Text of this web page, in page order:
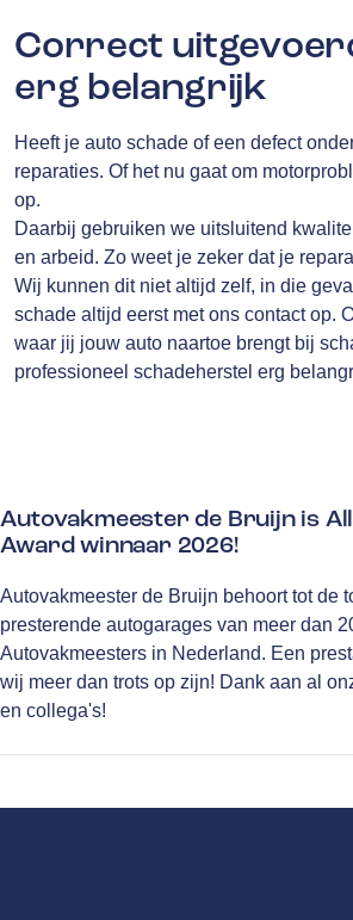
Correct
erg belangrijk
Heeft je auto schade of een defect
reparaties. Of het nu gaat om
op.
Daarbij gebruiken we uitsluitend
en arbeid. Zo weet je zeker dat je
Wij kunnen dit niet altijd zelf, in die
schade altijd eerst met ons contact op.
waar jij jouw auto naartoe brengt bij
professioneel schadeherstel erg
Autovakmeester de Bruijn is
Award winnaar 2026!
Autovakmeester de Bruijn behoort tot de
presterende autogarages van meer dan
Autovakmeesters in Nederland. Een
wij meer dan trots op zijn! Dank aan al
en collega's!
Culemborg
de
10.0